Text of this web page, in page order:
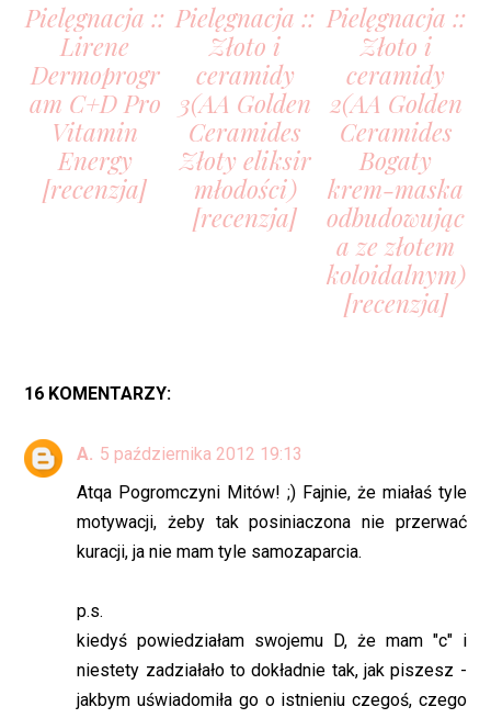
Pielęgnacja ::
Lirene
Dermoprogr
am C+D Pro
Vitamin
Energy
[recenzja]
Pielęgnacja ::
Złoto i
ceramidy
3(AA Golden
Ceramides
Złoty eliksir
młodości)
[recenzja]
Pielęgnacja ::
Złoto i
ceramidy
2(AA Golden
Ceramides
Bogaty
krem-maska
odbudowując
a ze złotem
koloidalnym)
[recenzja]
16 KOMENTARZY:
A. 5 października 2012 19:13
Atqa Pogromczyni Mitów! ;) Fajnie, że miałaś tyle
motywacji, żeby tak posiniaczona nie przerwać
kuracji, ja nie mam tyle samozaparcia.
p.s.
kiedyś powiedziałam swojemu D, że mam "c" i
niestety zadziałało to dokładnie tak, jak piszesz -
jakbym uświadomiła go o istnieniu czegoś, czego